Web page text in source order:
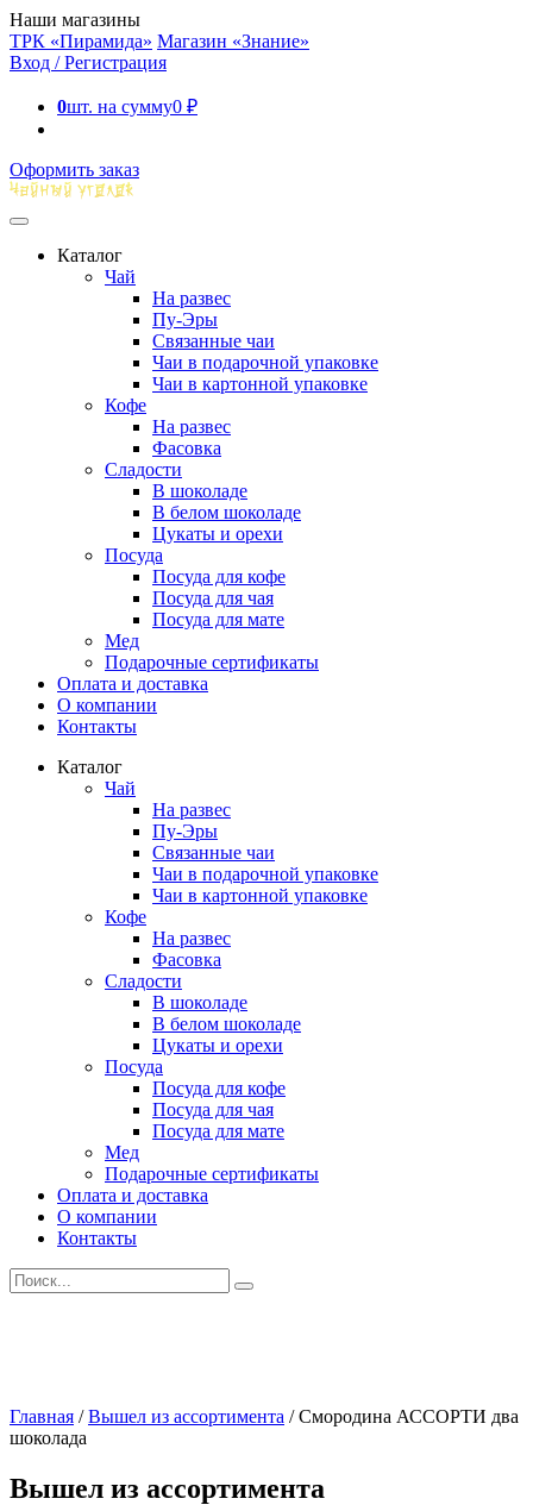
Наши магазины
ТРК «Пирамида» Магазин «Знание»
Вход / Регистрация
0шт. на сумму0 ₽
Оформить заказ
Каталог
Чай
На развес
Пу-Эры
Связанные чаи
Чаи в подарочной упаковке
Чаи в картонной упаковке
Кофе
На развес
Фасовка
Сладости
В шоколаде
В белом шоколаде
Цукаты и орехи
Посуда
Посуда для кофе
Посуда для чая
Посуда для мате
Мед
Подарочные сертификаты
Оплата и доставка
О компании
Контакты
Каталог
Чай
На развес
Пу-Эры
Связанные чаи
Чаи в подарочной упаковке
Чаи в картонной упаковке
Кофе
На развес
Фасовка
Сладости
В шоколаде
В белом шоколаде
Цукаты и орехи
Посуда
Посуда для кофе
Посуда для чая
Посуда для мате
Мед
Подарочные сертификаты
Оплата и доставка
О компании
Контакты
Искать:
Главная /Вышел из ассортимента /Смородина АССОРТИ два
шоколада
Вышел из ассортимента